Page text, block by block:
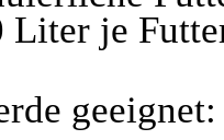
Liter je